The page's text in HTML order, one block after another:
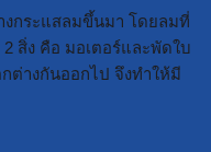
งกระแสลมขึ้นมา โดยลมที่
สิ่ง คือ มอเตอร์และพัดใบ
างกันออกไป จึงทำให้มี